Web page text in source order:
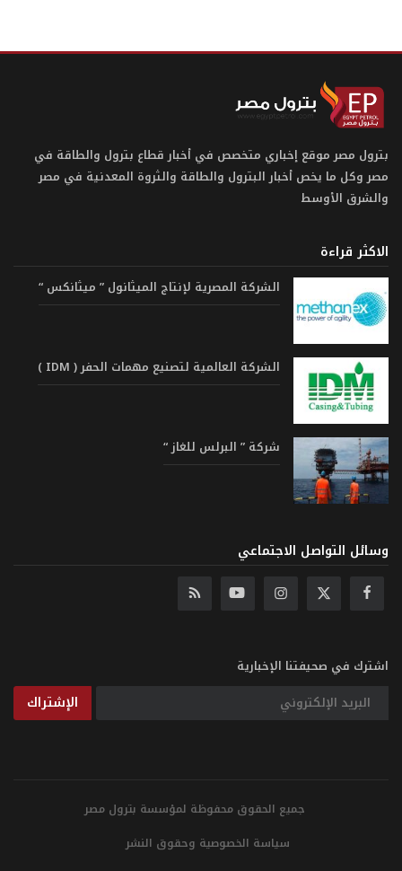
بترول مصر موقع إخباري متخصص في أخبار قطاع بترول والطاقة في
مصر وكل ما يخص أخبار البترول والطاقة والثروة المعدنية في مصر
والشرق الأوسط
الاكثر قراءة
الشركة المصرية لإنتاج الميثانول ” ميثانكس “
الشركة العالمية لتصنيع مهمات الحفر ( IDM )
شركة ” البرلس للغاز “
وسائل التواصل الاجتماعي
اشترك في صحيفتنا الإخبارية
الإشتراك
جميع الحقوق محفوظة لمؤسسة بترول مصر
سياسة الخصوصية وحقوق النشر